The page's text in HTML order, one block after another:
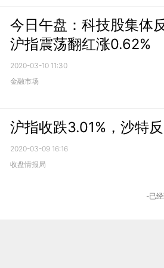
今日午盘：科技股集体
沪指震荡翻红涨0.62%
2020-03-10 11:30
金融市场
沪指收跌3.01%，沙特
2020-03-09 16:16
收盘情报局
-已